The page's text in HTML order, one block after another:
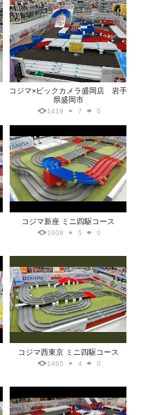
コジマ×ビックカメラ盛岡店 岩手
県盛岡市
1419 7 0
コジマ新座 ミニ四駆コース
1608 5 0
コジマ西東京 ミニ四駆コース
1465 4 0